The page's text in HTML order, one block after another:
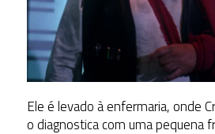
Ele é levado à enfermaria, onde
o diagnostica com uma pequena